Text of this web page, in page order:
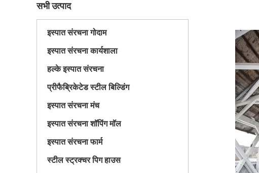
सभी उत्पाद
इस्पात संरचना गोदाम
इस्पात संरचना कार्यशाला
हल्के इस्पात संरचना
प्रीफैब्रिकेटेड स्टील बिल्डिंग
इस्पात संरचना मंच
इस्पात संरचना शॉपिंग मॉल
इस्पात संरचना फार्म
स्टील स्ट्रक्चर पिग हाउस